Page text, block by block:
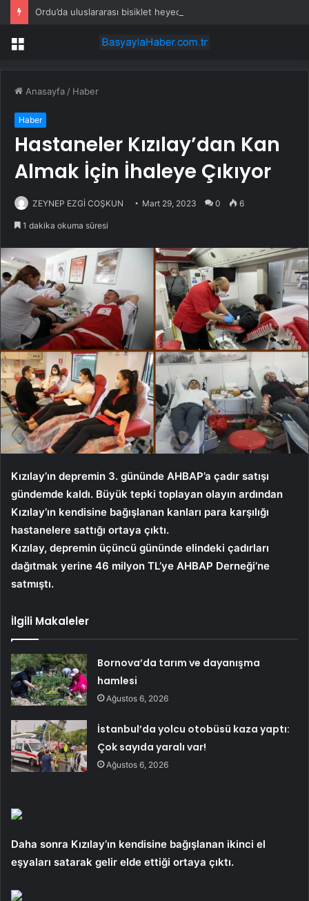
Ordu’da uluslararası bisiklet heyecanı
Menü
Anasayfa / Haber
Haber
Hastaneler Kızılay’dan Kan
Almak İçin İhaleye Çıkıyor
ZEYNEP EZGİ COŞKUN Mart 29, 2023 0 6
1 dakika okuma süresi
Kızılay’ın depremin 3. gününde AHBAP’a çadır satışı
gündemde kaldı. Büyük tepki toplayan olayın ardından
Kızılay’ın kendisine bağışlanan kanları para karşılığı
hastanelere sattığı ortaya çıktı.
Kızılay, depremin üçüncü gününde elindeki çadırları
dağıtmak yerine 46 milyon TL’ye AHBAP Derneği’ne
satmıştı.
İlgili Makaleler
Bornova’da tarım ve dayanışma
hamlesi
Ağustos 6, 2026
İstanbul’da yolcu otobüsü kaza yaptı:
Çok sayıda yaralı var!
Ağustos 6, 2026
Daha sonra Kızılay’ın kendisine bağışlanan ikinci el
eşyaları satarak gelir elde ettiği ortaya çıktı.